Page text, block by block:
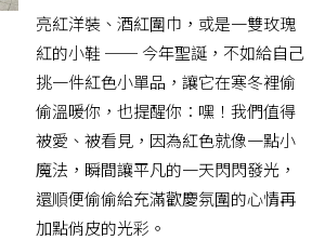
亮紅洋裝、酒紅圍巾，或是一雙玫瑰
紅的小鞋 ── 今年聖誕，不如給自己
挑一件紅色小單品，讓它在寒冬裡偷
偷溫暖你，也提醒你：嘿！我們值得
被愛、被看見，因為紅色就像一點小
魔法，瞬間讓平凡的一天閃閃發光，
還順便偷偷給充滿歡慶氛圍的心情再
加點俏皮的光彩。